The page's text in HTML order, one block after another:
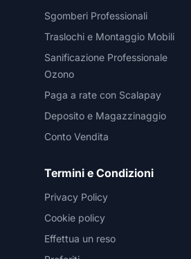
Sgomberi Professionali
Traslochi e Montaggio Mobili
Sanificazione Professionale
Ozono
Paga a rate con Scalapay
Deposito e Magazzinaggio
Conto Vendita
Termini e Condizioni
Privacy Policy
Cookie policy
Effettua un reso